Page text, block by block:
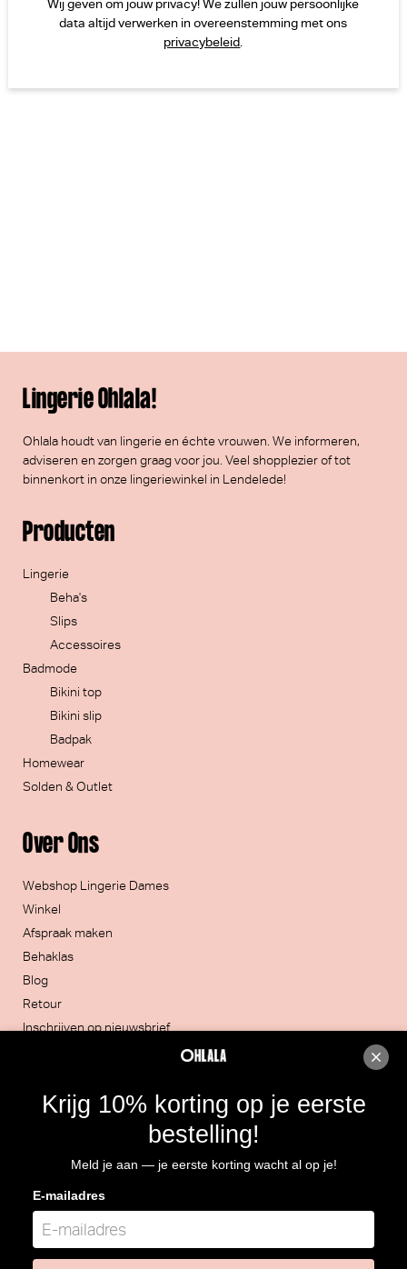
Wij geven om jouw privacy! We zullen jouw persoonlijke
data altijd verwerken in overeenstemming met ons
privacybeleid.
Lingerie Ohlala!
Ohlala houdt van lingerie en échte vrouwen. We informeren,
adviseren en zorgen graag voor jou. Veel shopplezierof tot
binnenkort in onze lingeriewinkel in Lendelede!
Over Ons
Webshop Lingerie Dames
Winkel
Afspraak maken
Behaklas
Blog
Retour
Inschrijven op nieuwsbrief
Producten
Lingerie
Beha's
Slips
Accessoires
Badmode
Bikini top
Bikini slip
Badpak
Homewear
Solden & Outlet
051/30.32.20
Routebeschrijving
BTW: BE 0466.964.928
Krijg 10% korting op je eerste
bestelling!
Meld je aan — je eerste korting wacht al op je!
E-mailadres